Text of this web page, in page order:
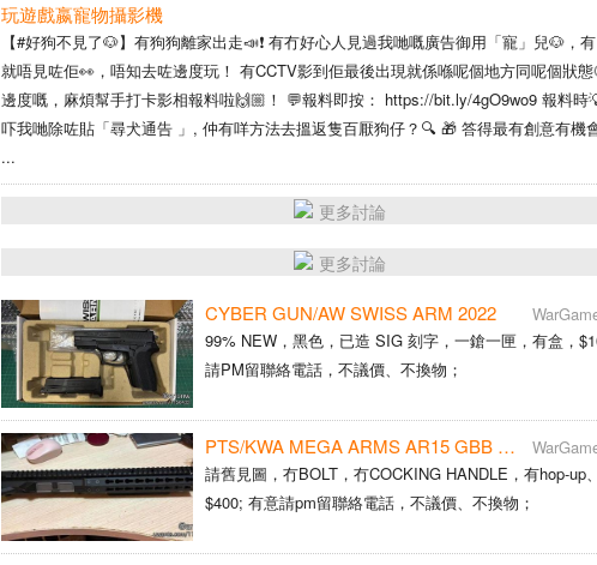
玩遊戲嬴寵物攝影機
【#好狗不見了🐶】有狗狗離家出走📣❗ 有冇好心人見過我哋嘅廣告御用「寵」兒🐶，
就唔見咗佢👀，唔知去咗邊度玩！ 有CCTV影到佢最後出現就係喺呢個地方同呢個狀
邊度嘅，麻煩幫手打卡影相報料啦🙌🏼！ 💬報料即按： https://bit.ly/4gO9wo9 報料時
吓我哋除咗貼「尋犬通告 」, 仲有咩方法去搵返隻百厭狗仔？🔍 🎁 答得最有創意有機
...
更多討論
更多討論
CYBER GUN/AW SWISS ARM 2022
99% NEW，黑色，已造 SIG 刻字，一鎗一匣，有盒，$1000
請PM留聯絡電話，不議價、不換物；
PTS/KWA MEGA ARMS AR15 GBB 10.5" 上身
請舊見圖，冇BOLT，冇COCKING HANDLE，有hop-up
$400; 有意請pm留聯絡電話，不議價、不換物；